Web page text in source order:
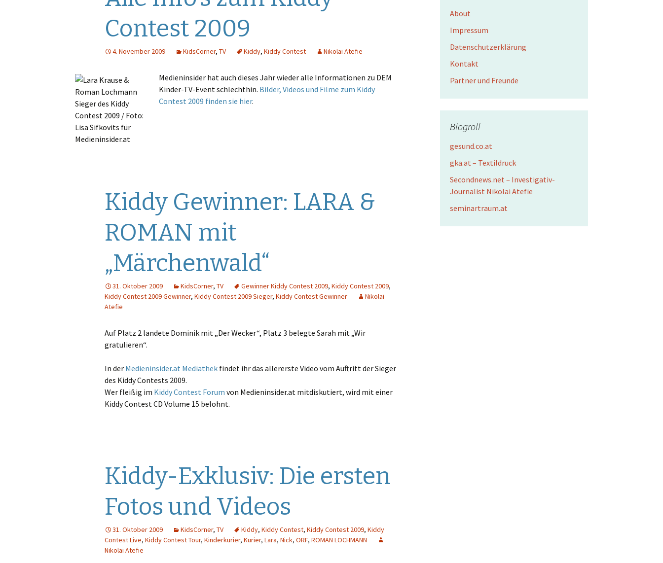
Sender Pro7
Puls 4
Sat.1
Super RTL
Quoten
F
H
I
P
U
V
Z
Contest 2009
4. November 2009 KidsCorner, TV Kiddy, Kiddy Contest Nikolai Atefie
Medieninsider hat auch dieses Jahr wieder alle Informationen zu DEM
Kinder-TV-Event schlechthin. Bilder, Videos und Filme zum Kiddy
Contest 2009 finden sie hier.
Kiddy Gewinner: LARA &
ROMAN mit
„Märchenwald“
31. Oktober 2009 KidsCorner, TV Gewinner Kiddy Contest 2009, Kiddy Contest 2009,
Kiddy Contest 2009 Gewinner, Kiddy Contest 2009 Sieger, Kiddy Contest Gewinner
Nikolai
Atefie
Auf Platz 2 landete Dominik mit „Der Wecker“, Platz 3 belegte Sarah mit „Wir
gratulieren“.
In der Medieninsider.at Mediathek findet ihr das allererste Video vom Auftritt der Sieger
des Kiddy Contests 2009.
Wer fleißig im Kiddy Contest Forum von Medieninsider.at mitdiskutiert, wird mit einer
Kiddy Contest CD Volume 15 belohnt.
Kiddy-Exklusiv: Die ersten
Fotos und Videos
31. Oktober 2009 KidsCorner, TV Kiddy, Kiddy Contest, Kiddy Contest 2009, Kiddy
Contest Live, Kiddy Contest Tour, Kinderkurier, Kurier, Lara, Nick, ORF, ROMAN LOCHMANN
Nikolai Atefie
About
Impressum
Datenschutzerklärung
Kontakt
Partner und Freunde
Blogroll
gesund.co.at
gka.at – Textildruck
Secondnews.net – Investigativ-
Journalist Nikolai Atefie
seminartraum.at